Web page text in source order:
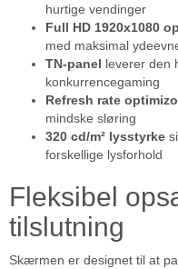
hurtige vendinger
Full HD 1920x1080
med maksimal
TN-panel leverer den
konkurrencegaming
Refresh rate
mindske sløring
320 cd/m² lysstyrke
forskellige lysforhold
Fleksibel
tilslutning
Skærmen er designet til at